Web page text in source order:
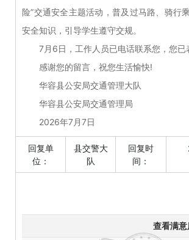
险”交通安全主题活动，普及过马路、骑行
安全知识，引导学生遵守交规。
7月6日，工作人员已电话联系您，您已
感谢您的留言，祝您生活愉快!
华容县公安局交通管理大队
华容县公安局交通管理局
2026年7月7日
回复单
位：
县交警大
队
回复时
间：
查看满